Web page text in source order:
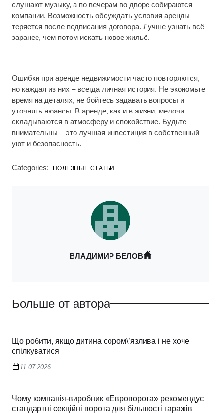
слушают музыку, а по вечерам во дворе собираются
компании. Возможность обсуждать условия аренды
теряется после подписания договора. Лучше узнать всё
заранее, чем потом искать новое жильё.
Ошибки при аренде недвижимости часто повторяются,
но каждая из них – всегда личная история. Не экономьте
время на деталях, не бойтесь задавать вопросы и
уточнять нюансы. В аренде, как и в жизни, мелочи
складываются в атмосферу и спокойствие. Будьте
внимательны – это лучшая инвестиция в собственный
уют и безопасность.
Categories: ПОЛЕЗНЫЕ СТАТЬИ
ВЛАДИМИР БЕЛОВ
Больше от автора
Що робити, якщо дитина сором\’язлива і не хоче
спілкуватися
11.07.2026
Чому компанія-виробник «Евроворота» рекомендує
стандартні секційні ворота для більшості гаражів